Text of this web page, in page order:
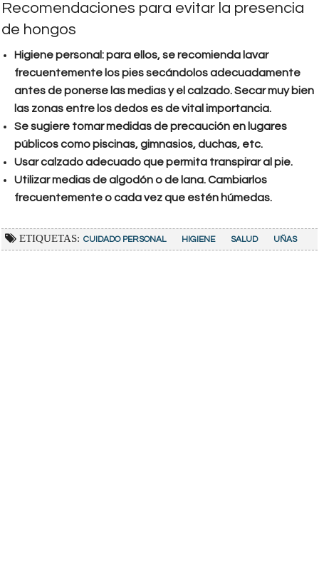
Recomendaciones para evitar la presencia
de hongos
Higiene personal: para ellos, se recomienda lavar
frecuentemente los pies secándolos adecuadamente
antes de ponerse las medias y el calzado. Secar muy bien
las zonas entre los dedos es de vital importancia.
Se sugiere tomar medidas de precaución en lugares
públicos como piscinas, gimnasios, duchas, etc.
Usar calzado adecuado que permita transpirar al pie.
Utilizar medias de algodón o de lana. Cambiarlos
frecuentemente o cada vez que estén húmedas.
ETIQUETAS: CUIDADO PERSONAL HIGIENE SALUD UÑAS